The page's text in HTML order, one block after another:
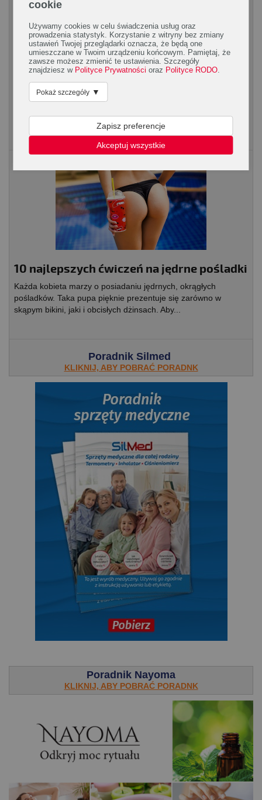
Microblading - nowa generacja makijażu
permanentnego
Od kilku sezonów w modzie są wyraźnie zaznaczone, grube
sposób na nadanie kształtu i grubości...
10 najlepszych ćwiczeń na jędrne pośladki
Każda kobieta marzy o posiadaniu jędrnych, okrągłych
pośladków. Taka pupa pięknie prezentuje się zarówno w
skąpym bikini, jaki i obcisłych dżinsach. Aby...
Poradnik Silmed
KLIKNIJ, ABY POBRAĆ PORADNK
Poradnik Nayoma
KLIKNIJ, ABY POBRAĆ PORADNK
cookie
Używamy cookies w celu świadczenia usług oraz
prowadzenia statystyk. Korzystanie z witryny bez zmiany
ustawień Twojej przeglądarki oznacza, że będą one
umieszczane w Twoim urządzeniu końcowym. Pamiętaj, że
zawsze możesz zmienić te ustawienia. Szczegóły
znajdziesz w Polityce Prywatności oraz Polityce RODO.
Pokaż szczegóły ▼
Zapisz preferencje
Akceptuj wszystkie